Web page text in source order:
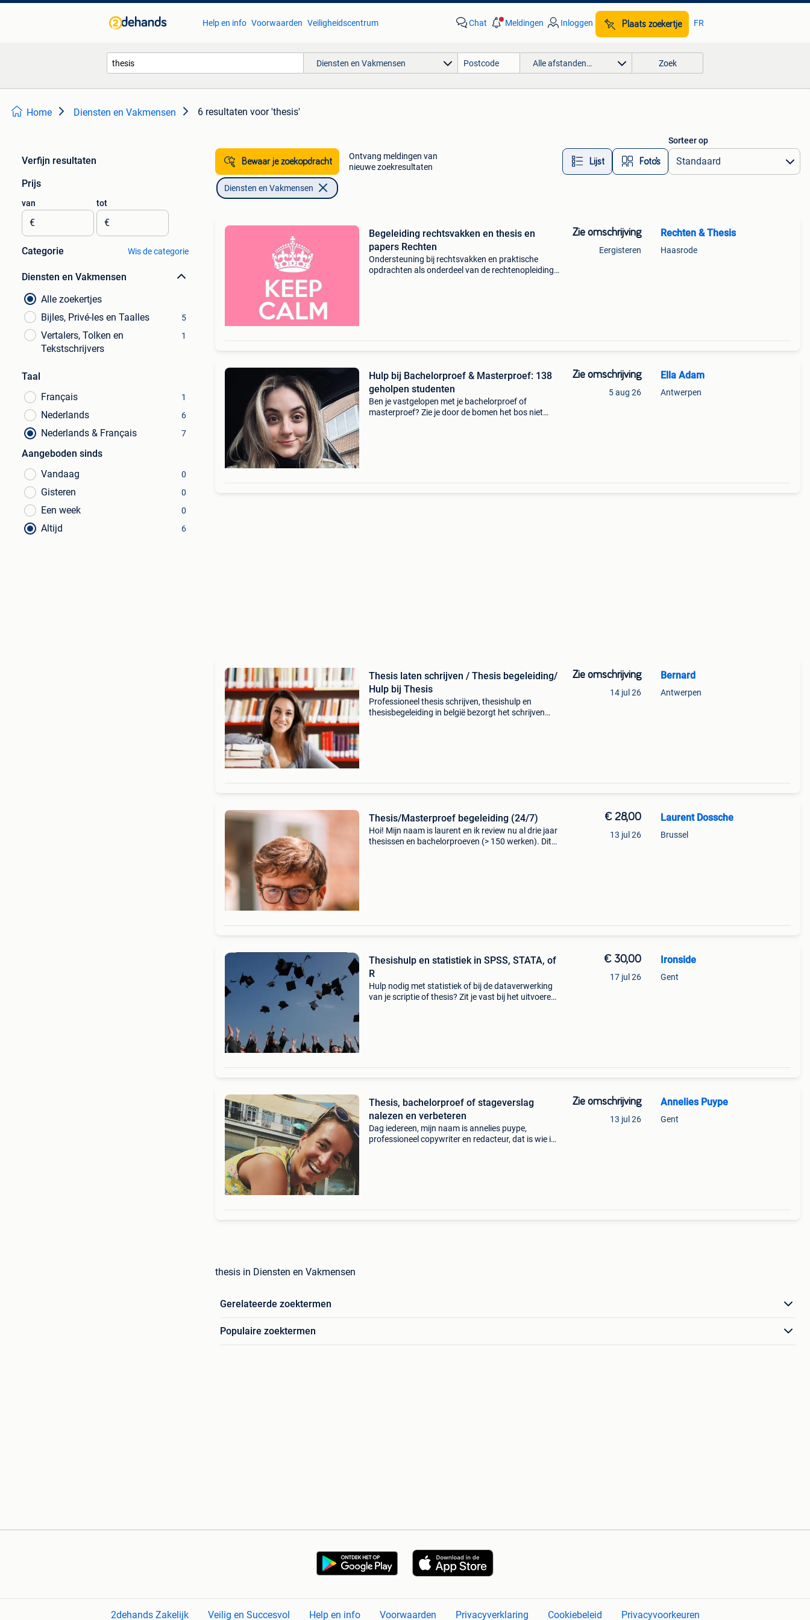
Help en info Voorwaarden Veiligheidscentrum Chat Meldingen Inloggen Plaats zoekertje FR
Diensten en Vakmensen Alle afstanden… Zoek
Home Diensten en Vakmensen 6 resultaten voor 'thesis'
Verfijn resultaten
Prijs
van
€
tot
€
Categorie Wis de categorie
Diensten en Vakmensen
Alle zoekertjes
Bijles, Privé-les en Taalles
5
Vertalers, Tolken en
Tekstschrijvers
1
Taal
Français
1
Nederlands 6
Nederlands & Français 7
Aangeboden sinds
Vandaag
0
Gisteren 0
Een week 0
Altijd 6
Bewaar je zoekopdracht
Ontvang meldingen van
nieuwe zoekresultaten
Lijst Foto’s
Sorteer op
Diensten en Vakmensen
Begeleiding rechtsvakken en thesis en
papers Rechten
Ondersteuning bij rechtsvakken en praktische
opdrachten als onderdeel van de rechtenopleiding
Zie omschrijving
Eergisteren
Rechten & Thesis
Haasrode
Hulp bij Bachelorproef & Masterproef: 138
geholpen studenten
Ben je vastgelopen met je bachelorproef of
masterproef? Zie je door de bomen het bos niet
Zie omschrijving
5 aug 26
Ella Adam
Antwerpen
Thesis laten schrijven / Thesis begeleiding/
Hulp bij Thesis
Professioneel thesis schrijven, thesishulp en
thesisbegeleiding in belgië bezorgt het schrijven
Zie omschrijving
14 jul 26
Bernard
Antwerpen
Thesis/Masterproef begeleiding (24/7)
Hoi! Mijn naam is laurent en ik review nu al drie jaar
thesissen en bachelorproeven (> 150 werken). Dit
€ 28,00
13 jul 26
Laurent Dossche
Brussel
Thesishulp en statistiek in SPSS, STATA, of
R
Hulp nodig met statistiek of bij de dataverwerking
van je scriptie of thesis? Zit je vast bij het uitvoeren
€ 30,00
17 jul 26
Ironside
Gent
Thesis, bachelorproef of stageverslag
nalezen en verbeteren
Dag iedereen, mijn naam is annelies puype,
professioneel copywriter en redacteur, dat is wie ik
Zie omschrijving
13 jul 26
Annelies Puype
Gent
thesis in Diensten en Vakmensen
Gerelateerde zoektermen
Populaire zoektermen
2dehands Zakelijk Veilig en Succesvol Help en info Voorwaarden Privacyverklaring Cookiebeleid Privacyvoorkeuren